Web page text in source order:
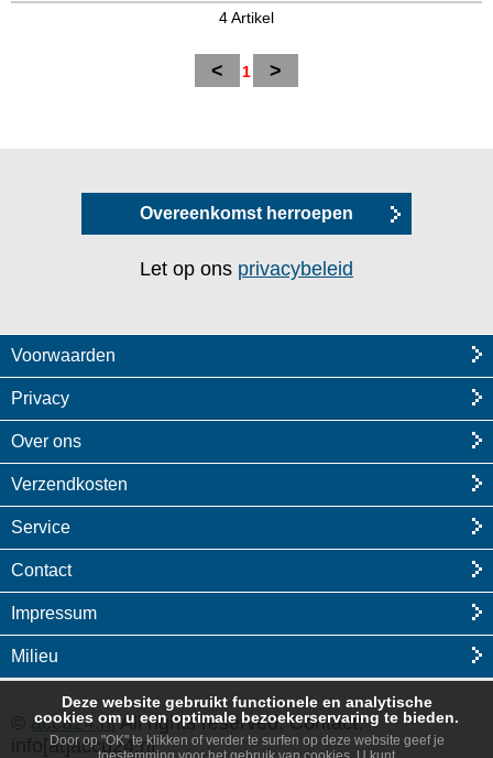
4 Artikel
< 1 >
Overeenkomst herroepen
Let op ons privacybeleid
Voorwaarden
Privacy
Over ons
Verzendkosten
Service
Contact
Impressum
Milieu
accu24.nlAll rights reserved, Contact:
info[at]accu24.nl
Deze website gebruikt functionele en analytische
cookies om u een optimale bezoekerservaring te bieden.
Door op "OK" te klikken of verder te surfen op deze website geef je